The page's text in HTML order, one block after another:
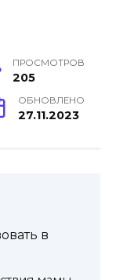
ПРОСМОТРОВ
205
ОБНОВЛЕНО
27.11.2023
в